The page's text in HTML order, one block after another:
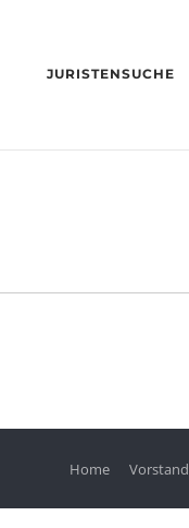
JURISTENSUCHE
Home Vorstand